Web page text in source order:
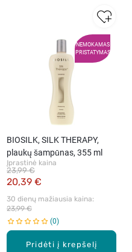
NEMOKAMAS
PRISTATYMAS
Pridėti į krepšelį
BIOSILK, SILK THERAPY,
plaukų šampūnas, 355 ml
Įprastinė kaina
20,39 €
23,99 €
30 dienų mažiausia kaina:
23,99 €
0